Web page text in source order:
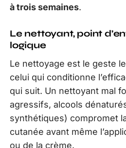
à trois semaines.
Le nettoyant, point
logique
Le nettoyage est le geste
celui qui conditionne
qui suit. Un nettoyant mal
agressifs, alcools
synthétiques) compromet
cutanée avant même
ou de la crème.